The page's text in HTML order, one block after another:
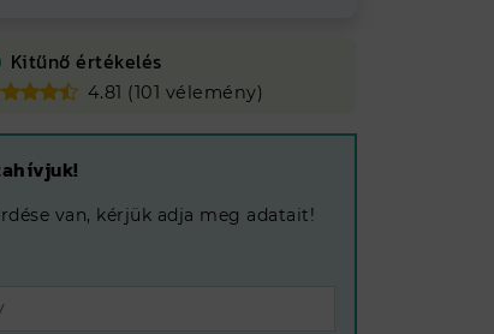
Kitűnő értékelés
4.81 (101 vélemény)
van, kérjük adja meg adatait!